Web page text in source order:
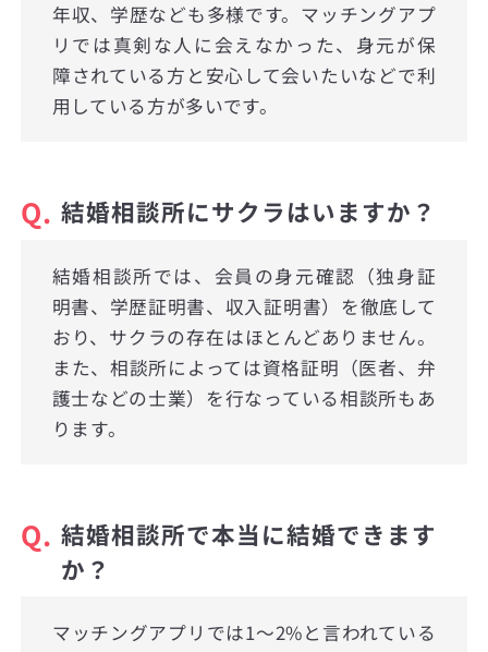
年収、学歴なども多様です。マッチングアプ
リでは真剣な人に会えなかった、身元が保
障されている方と安心して会いたいなどで利
用している方が多いです。
Q. 結婚相談所にサクラはいますか？
結婚相談所では、会員の身元確認（独身証
明書、学歴証明書、収入証明書）を徹底して
おり、サクラの存在はほとんどありません。
また、相談所によっては資格証明（医者、弁
護士などの士業）を行なっている相談所もあ
ります。
Q. 結婚相談所で本当に結婚できます
か？
マッチングアプリでは1〜2%と言われている